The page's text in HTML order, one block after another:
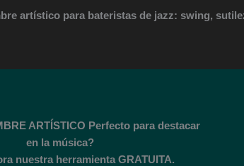
artístico para bateristas de jazz: swing,
ARTÍSTICO Perfecto para destacar
en la música?
nuestra herramienta GRATUITA.